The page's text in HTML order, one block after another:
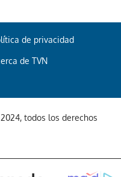
de privacidad
de TVN
todos los derechos